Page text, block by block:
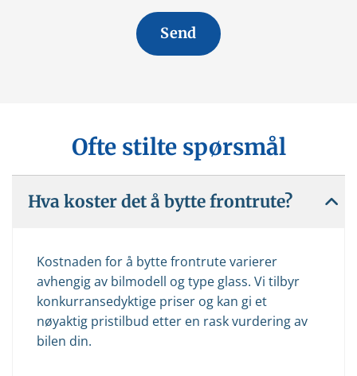
Ofte stilte spørsmål
Hva koster det å bytte frontrute?
Kostnaden for å bytte frontrute varierer
avhengig av bilmodell og type glass. Vi tilbyr
konkurransedyktige priser og kan gi et
nøyaktig pristilbud etter en rask vurdering av
bilen din.